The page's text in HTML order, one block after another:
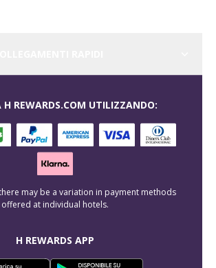
H REWARDS APP
H REWARDS.COM UTILIZZANDO:
may be a variation in payment methods
offered at individual hotels.